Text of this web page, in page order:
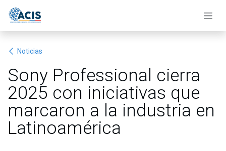
Noticias
Sony Professional cierra
2025 con iniciativas que
marcaron a la industria en
Latinoamérica